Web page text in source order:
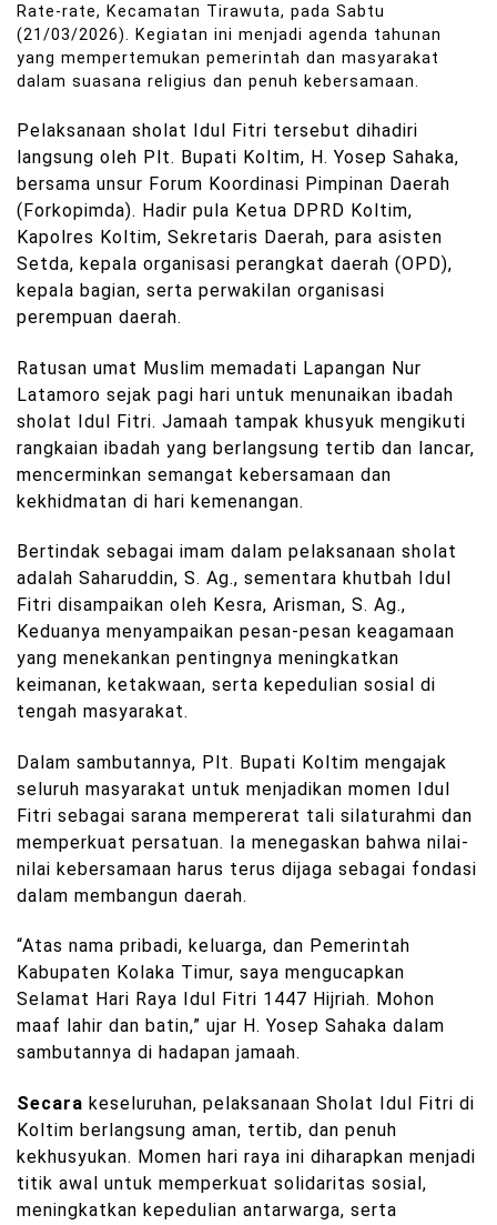
Rate-rate, Kecamatan Tirawuta, pada Sabtu
(21/03/2026). Kegiatan ini menjadi agenda tahunan
yang mempertemukan pemerintah dan masyarakat
dalam suasana religius dan penuh kebersamaan.
Pelaksanaan sholat Idul Fitri tersebut dihadiri
langsung oleh Plt. Bupati Koltim, H. Yosep Sahaka,
bersama unsur Forum Koordinasi Pimpinan Daerah
(Forkopimda). Hadir pula Ketua DPRD Koltim,
Kapolres Koltim, Sekretaris Daerah, para asisten
Setda, kepala organisasi perangkat daerah (OPD),
kepala bagian, serta perwakilan organisasi
perempuan daerah.
Ratusan umat Muslim memadati Lapangan Nur
Latamoro sejak pagi hari untuk menunaikan ibadah
sholat Idul Fitri. Jamaah tampak khusyuk mengikuti
rangkaian ibadah yang berlangsung tertib dan lancar,
mencerminkan semangat kebersamaan dan
kekhidmatan di hari kemenangan.
Bertindak sebagai imam dalam pelaksanaan sholat
adalah Saharuddin, S. Ag., sementara khutbah Idul
Fitri disampaikan oleh Kesra, Arisman, S. Ag.,
Keduanya menyampaikan pesan-pesan keagamaan
yang menekankan pentingnya meningkatkan
keimanan, ketakwaan, serta kepedulian sosial di
tengah masyarakat.
Dalam sambutannya, Plt. Bupati Koltim mengajak
seluruh masyarakat untuk menjadikan momen Idul
Fitri sebagai sarana mempererat tali silaturahmi dan
memperkuat persatuan. Ia menegaskan bahwa nilai-
nilai kebersamaan harus terus dijaga sebagai fondasi
dalam membangun daerah.
“Atas nama pribadi, keluarga, dan Pemerintah
Kabupaten Kolaka Timur, saya mengucapkan
Selamat Hari Raya Idul Fitri 1447 Hijriah. Mohon
maaf lahir dan batin,” ujar H. Yosep Sahaka dalam
sambutannya di hadapan jamaah.
Secara keseluruhan, pelaksanaan Sholat Idul Fitri di
Koltim berlangsung aman, tertib, dan penuh
kekhusyukan. Momen hari raya ini diharapkan menjadi
titik awal untuk memperkuat solidaritas sosial,
meningkatkan kepedulian antarwarga, serta